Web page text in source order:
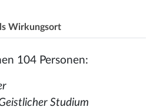
Wirkungsort
104 Personen:
Studium